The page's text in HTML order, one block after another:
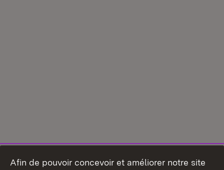
Afin de pouvoir concevoir et améliorer notre site